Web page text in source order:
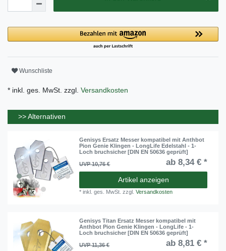
Wunschliste
* inkl. ges. MwSt. zzgl. Versandkosten
>> Alternativen
Genisys Ersatz Messer kompatibel mit Anthbot
Pion Genie Klingen - LongLife Edelstahl - 1-
Loch bruchsicher [DIN EN 50636 geprüft]
UVP 10,76 €
ab 8,34 € *
Artikel anzeigen
*inkl. ges. MwSt. zzgl.Versandkosten
Genisys Titan Ersatz Messer kompatibel mit
Anthbot Pion Genie Klingen - LongLife - 1-
Loch bruchsicher [DIN EN 50636 geprüft]
UVP 11,36 €
ab 8,81 € *